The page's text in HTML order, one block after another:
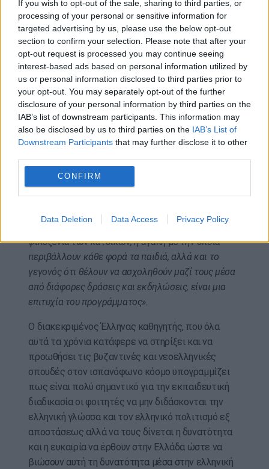
If you wish to opt-out of the sale, sharing to third parties, or
processing of your personal or sensitive information for
targeted advertising by us, please use the below opt-out
section to confirm your selection. Please note that after your
opt-out request is processed you may continue seeing
interest-based ads based on personal information utilized by
us or personal information disclosed to third parties prior to
your opt-out. You may separately opt-out of the further
disclosure of your personal information by third parties on the
IAB’s list of downstream participants. This information may
also be disclosed by us to third parties on the IAB’s List of
Downstream Participants that may further disclose it to other
CONFIRM
Data Deletion Data Access Privacy Policy
στο γεγονός ότι η τοπική κοινωνία της
ακριτικής πόλης, κάτοικοι και φορείς,
αγκάλιασαν και στήριξαν έμπρακτα αυτή την
προσπάθεια.
Φ. Μορφακίδης: «Οι φοιτητές ζουν
από κοντά την Ελλάδα»
«Για εμάς, το πιο σημαντικό σε αυτή την
ΜΠΕ ο διευθυντής του Κ.Β.Ν.Κ.Σ,
που αποκοιμίζουν οι νέοι, η επικοινωνία που
αναπτύσσουν με τους συνομήλικους τους στην
Δράμα, οι κοινωνικές επαφές που δημιουργούν στο
περιθώριο του θερινού σχολείου. Η ζεστή
φιλοξενία των κατοίκων, η αγάπη με την οποία
περιβάλλουν κάθε φορά τα παιδιά, αλλά και το
γεγονός ότι θέλουν να ασχοληθούν μαζί τους μέσα
από διάφορες δράσεις και εκδηλώσεις, είναι μια
επιτυχία του προγράμματος».
Ο διακεκριμένος Έλληνας καθηγητής, που όλα
αυτά τα χρόνια κατάφερε να στηρίξει και να
προωθήσει τις βυζαντινές και νεοελληνικές
σπουδές στον ισπανόφωνο κόσμο υπογραμμίζει
πως είναι πολύ σημαντικό για την εκπαιδευτική
διαδικασία οι φοιτητές να μην διδάσκονται την
ελληνική γλώσσα και τον ελληνικό πολιτισμό εξ
αποστάσεως αλλά να τους δίνεται η δυνατότητα
και η ευκαιρία να έρθουν στην Ελλάδα ώστε να
βιώσουν αυτή τη δυνατότητα μέσα στην ελληνική